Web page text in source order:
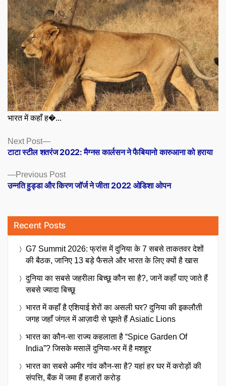
भारत में कहाँ ह�...
Posts
navigation
Previous PostPrevious
post:
उन्नति हुड्डा और किरण जॉर्ज ने जीता 2022 ओडिशा ओपन
Next Post
Next
post:
टाटा स्टील शतरंज 2022: मैग्नस कार्लसन ने फैबियानो कारुआना को हराया
Recent Posts
G7 Summit 2026: फ्रांस में दुनिया के 7 सबसे ताकतवर देशों
की बैठक, जानिए 13 बड़े फैसले और भारत के लिए क्यों है खास
दुनिया का सबसे जहरीला बिच्छू कौन सा है?, जानें कहाँ पाए जाते हैं
सबसे ज्यादा बिच्छू
भारत में कहाँ है एशियाई शेरों का असली घर? दुनिया की इकलौती
जगह जहाँ जंगल में आज़ादी से घूमते हैं Asiatic Lions
भारत का कौन-सा राज्य कहलाता है “Spice Garden Of
India”? जिसके मसालें दुनिया-भर में है मशहूर
भारत का सबसे अमीर गांव कौन-सा है? यहां हर घर में करोड़ों की
संपत्ति, बैंक में जमा हैं हजारों करोड़